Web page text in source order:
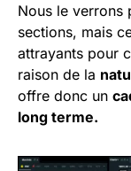
Nous le verrons
sections, mais
attrayants pour
raison de la
offre donc un
long terme.